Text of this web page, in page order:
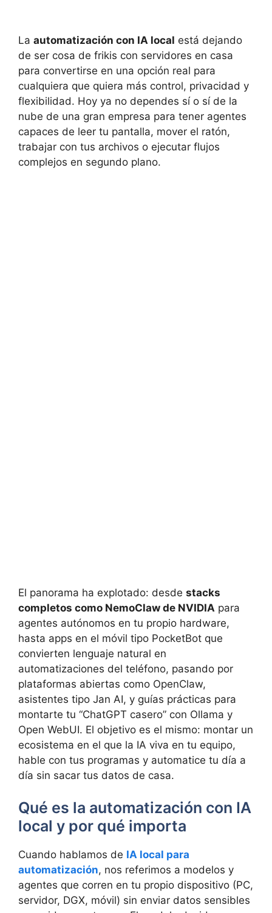
La automatización con IA local está dejando
de ser cosa de frikis con servidores en casa
para convertirse en una opción real para
cualquiera que quiera más control, privacidad y
flexibilidad. Hoy ya no dependes sí o sí de la
nube de una gran empresa para tener agentes
capaces de leer tu pantalla, mover el ratón,
trabajar con tus archivos o ejecutar flujos
complejos en segundo plano.
El panorama ha explotado: desde stacks
completos como NemoClaw de NVIDIA para
agentes autónomos en tu propio hardware,
hasta apps en el móvil tipo PocketBot que
convierten lenguaje natural en
automatizaciones del teléfono, pasando por
plataformas abiertas como OpenClaw,
asistentes tipo Jan AI, y guías prácticas para
montarte tu “ChatGPT casero” con Ollama y
Open WebUI. El objetivo es el mismo: montar un
ecosistema en el que la IA viva en tu equipo,
hable con tus programas y automatice tu día a
día sin sacar tus datos de casa.
Qué es la automatización con IA
local y por qué importa
Cuando hablamos de IA local para
automatización, nos referimos a modelos y
agentes que corren en tu propio dispositivo (PC,
servidor, DGX, móvil) sin enviar datos sensibles